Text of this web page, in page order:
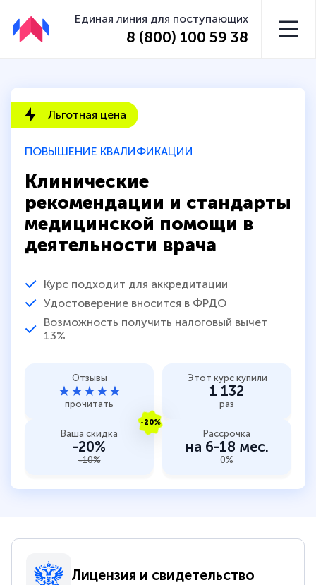
Единая линия для поступающих
8 (800) 100 59 38
ПОВЫШЕНИЕ КВАЛИФИКАЦИИ
Клинические
рекомендации и стандарты
медицинской помощи в
деятельности врача
Курс подходит для аккредитации
Удостоверение вносится в ФРДО
Возможность получить налоговый вычет
13%
Льготная цена
Отзывы
★★★★★
прочитать
Этот курс купили
1 132
раз
-20%
Ваша скидка
-20%
-10%
Рассрочка
на 6-18 мес.
0%
Лицензия и свидетельство